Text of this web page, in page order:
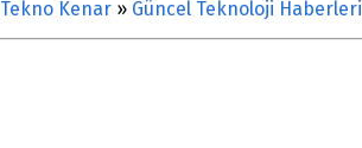
Tekno Kenar » Güncel Teknoloji Haberleri